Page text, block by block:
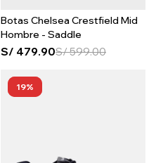
Botas Chelsea Crestfield Mid
Hombre - Saddle
S/ 479.90S/599.00
19